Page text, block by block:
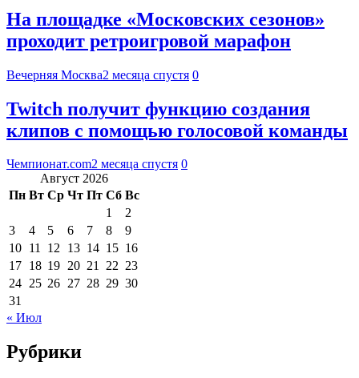
На площадке «Московских сезонов»
проходит ретроигровой марафон
Вечерняя Москва2 месяца спустя 0
Twitch получит функцию создания
клипов с помощью голосовой команды
Чемпионат.com2 месяца спустя 0
Август 2026
Пн Вт Ср Чт Пт Сб Вс
1
2
3
4 5 6 7 8
9
10 11 12 13 14 15 16
17 18 19 20 21 22 23
24 25 26 27 28 29 30
31
« Июл
Рубрики